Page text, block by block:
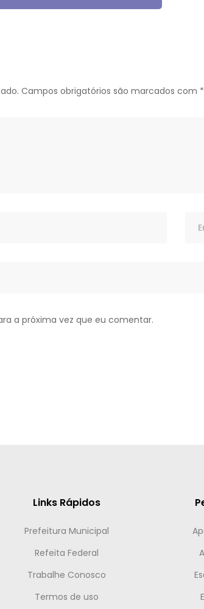
Campos obrigatórios são marcados com *
a próxima vez que eu comentar.
Links Rápidos
Prefeitura Municipal
Refeita Federal
Trabalhe Conosco
Termos de uso